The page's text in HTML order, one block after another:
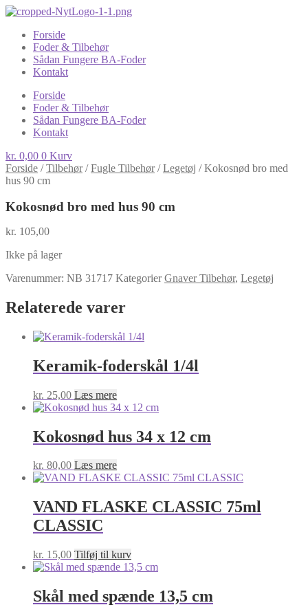
Forside
Foder & Tilbehør
Sådan Fungere BA-Foder
Kontakt
Forside
Foder & Tilbehør
Sådan Fungere BA-Foder
Kontakt
kr. 0,00 0 Kurv
Forside /Tilbehør/Fugle Tilbehør/Legetøj /Kokosnød bro med
hus 90 cm
Kokosnød bro med hus 90 cm
kr. 105,00
Ikke på lager
Varenummer: NB 31717 Kategorier Gnaver Tilbehør, Legetøj
Relaterede varer
Keramik-foderskål 1/4l
kr. 25,00 Læs mere
Kokosnød hus 34 x 12 cm
kr. 80,00 Læs mere
VAND FLASKE CLASSIC 75ml
CLASSIC
kr. 15,00 Tilføj til kurv
Skål med spænde 13,5 cm